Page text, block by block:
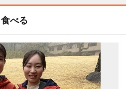
食べる